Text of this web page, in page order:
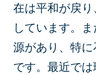
在は平和が戻
しています。
源があり、特
です。最近で